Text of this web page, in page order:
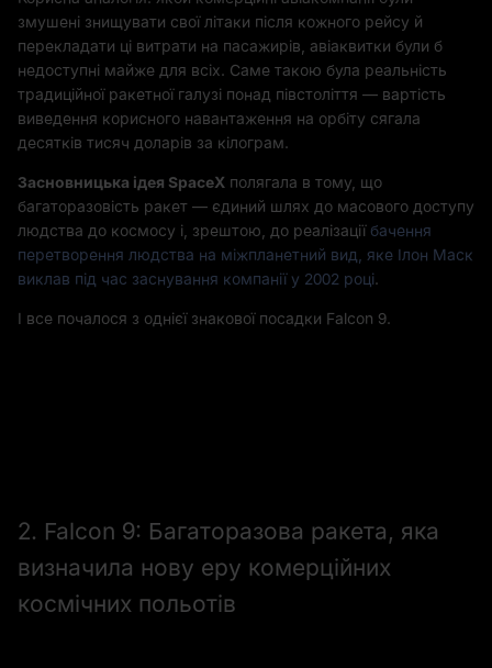
змушені знищувати свої літаки після кожного рейсу й
перекладати ці витрати на пасажирів, авіаквитки були б
недоступні майже для всіх. Саме такою була реальність
традиційної ракетної галузі понад півстоліття — вартість
виведення корисного навантаження на орбіту сягала
десятків тисяч доларів за кілограм.
Засновницька ідея SpaceX полягала в тому, що
багаторазовість ракет — єдиний шлях до масового доступу
людства до космосу і, зрештою, до реалізації бачення
перетворення людства на міжпланетний вид, яке Ілон Маск
виклав під час заснування компанії у 2002 році.
І все почалося з однієї знакової посадки Falcon 9.
2. Falcon 9: Багаторазова ракета, яка
визначила нову еру комерційних
космічних польотів